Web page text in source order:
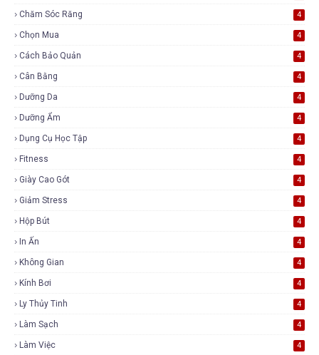
Chăm Sóc Răng 4
Chọn Mua 4
Cách Bảo Quản 4
Cân Bằng 4
Dưỡng Da 4
Dưỡng Ẩm 4
Dụng Cụ Học Tập 4
Fitness 4
Giày Cao Gót 4
Giảm Stress 4
Hộp Bút 4
In Ấn 4
Không Gian 4
Kính Bơi 4
Ly Thủy Tinh 4
Làm Sạch 4
Làm Việc 4